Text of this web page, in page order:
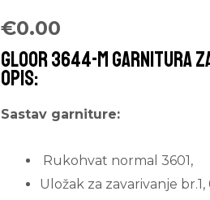
€0.00
GLOOR 3644-M garnitura
opis:
Sastav garniture:
Rukohvat normal 3601,
Uložak za zavarivanje br.1,